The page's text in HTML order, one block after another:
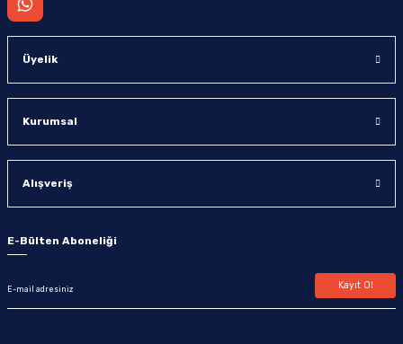
Üyelik
Kurumsal
Alışveriş
E-Bülten Aboneliği
Kayıt Ol